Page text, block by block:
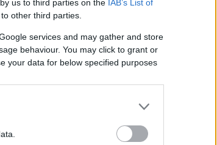
us to third parties on the IAB’s List of
other third parties.
services and may gather and store
behaviour. You may click to grant or
your data for below specified purposes
su